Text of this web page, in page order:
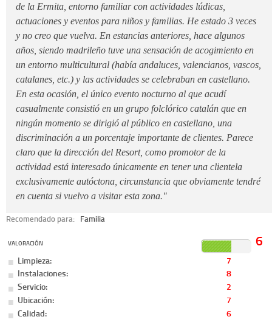
de la Ermita, entorno familiar con actividades lúdicas,
actuaciones y eventos para niños y familias. He estado 3 veces
y no creo que vuelva. En estancias anteriores, hace algunos
años, siendo madrileño tuve una sensación de acogimiento en
un entorno multicultural (había andaluces, valencianos, vascos,
catalanes, etc.) y las actividades se celebraban en castellano.
En esta ocasión, el único evento nocturno al que acudí
casualmente consistió en un grupo folclórico catalán que en
ningún momento se dirigió al público en castellano, una
discriminación a un porcentaje importante de clientes. Parece
claro que la dirección del Resort, como promotor de la
actividad está interesado únicamente en tener una clientela
exclusivamente autóctona, circunstancia que obviamente tendré
en cuenta si vuelvo a visitar esta zona."
Recomendado para: Familia
VALORACIÓN 6
Limpieza:
7
Instalaciones:
8
Servicio:
2
Ubicación:
7
Calidad:
6